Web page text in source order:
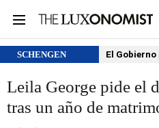
SCHENGEN El
Leila George pide el
tras un año de